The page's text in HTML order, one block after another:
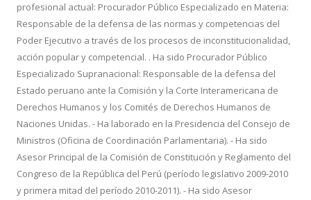
profesional actual: Procurador Público Especializado en Materia:
Responsable de la defensa de las normas y competencias del
Poder Ejecutivo a través de los procesos de inconstitucionalidad,
acción popular y competencial. . Ha sido Procurador Público
Especializado Supranacional: Responsable de la defensa del
Estado peruano ante la Comisión y la Corte Interamericana de
Derechos Humanos y los Comités de Derechos Humanos de
Naciones Unidas. - Ha laborado en la Presidencia del Consejo de
Ministros (Oficina de Coordinación Parlamentaria). - Ha sido
Asesor Principal de la Comisión de Constitución y Reglamento del
Congreso de la República del Perú (período legislativo 2009-2010
y primera mitad del período 2010-2011). - Ha sido Asesor